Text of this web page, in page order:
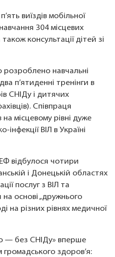
виїздів мобільної
304 місцевих
консультації дітей зі
навчальні
п’ятиденні тренінги в
СНІДу і дитячих
Співпраця
на місцевому рівні дуже
ВІЛ в Україні
відбулося чотири
і Донецькій областях
послуг з ВІЛ та
основі „дружнього
на різних рівнях медичної
— без СНІДу» вперше
здоров’я: